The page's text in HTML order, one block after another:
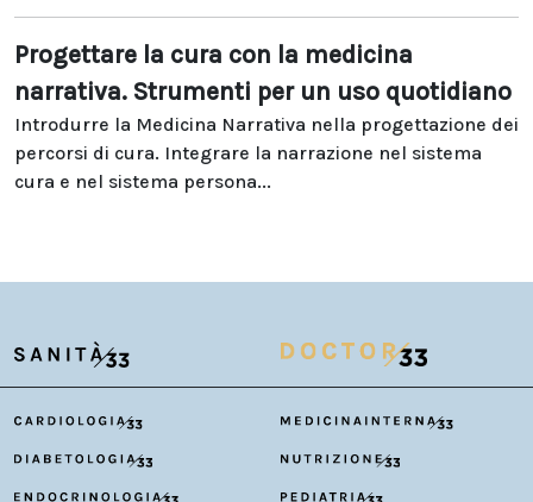
Progettare la cura con la medicina
narrativa. Strumenti per un uso quotidiano
Introdurre la Medicina Narrativa nella progettazione dei
percorsi di cura. Integrare la narrazione nel sistema
cura e nel sistema persona...